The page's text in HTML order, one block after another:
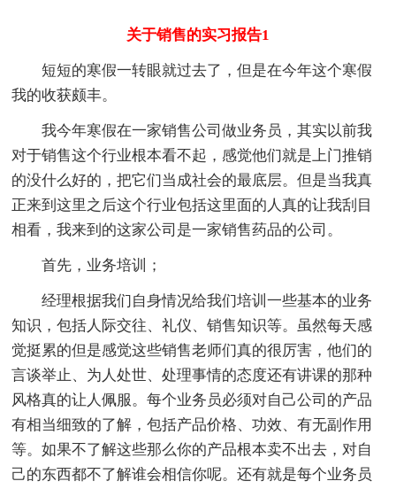
关于销售的实习报告1
短短的寒假一转眼就过去了，但是在今年这个寒假
我的收获颇丰。
我今年寒假在一家销售公司做业务员，其实以前我
对于销售这个行业根本看不起，感觉他们就是上门推销
的没什么好的，把它们当成社会的最底层。但是当我真
正来到这里之后这个行业包括这里面的人真的让我刮目
相看，我来到的这家公司是一家销售药品的公司。
首先，业务培训；
经理根据我们自身情况给我们培训一些基本的业务
知识，包括人际交往、礼仪、销售知识等。虽然每天感
觉挺累的但是感觉这些销售老师们真的很厉害，他们的
言谈举止、为人处世、处理事情的态度还有讲课的那种
风格真的让人佩服。每个业务员必须对自己公司的产品
有相当细致的了解，包括产品价格、功效、有无副作用
等。如果不了解这些那么你的产品根本卖不出去，对自
己的东西都不了解谁会相信你呢。还有就是每个业务员